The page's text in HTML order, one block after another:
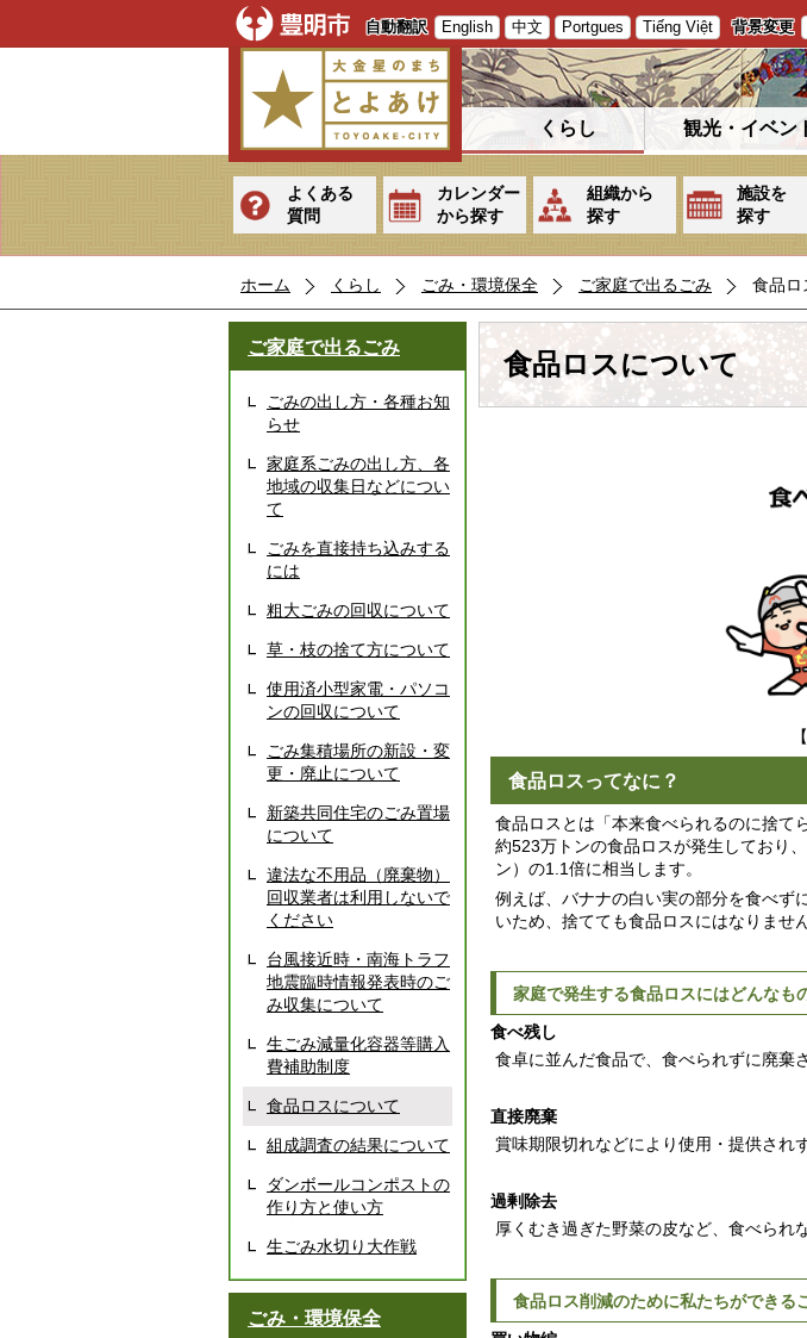
自動翻訳 English 中文 Portgues Tiếng Việt 背景変更
くらし 観光・イベン
よくある
質問
カレンダー
から探す
組織から
探す
施設を
探す
ホーム くらし ごみ・環境保全 ご家庭で出るごみ 食品ロ
ご家庭で出るごみ
ごみの出し方・各種お知
らせ
家庭系ごみの出し方、各
地域の収集日などについ
て
ごみを直接持ち込みする
には
粗大ごみの回収について
草・枝の捨て方について
使用済小型家電・パソコ
ンの回収について
ごみ集積場所の新設・変
更・廃止について
新築共同住宅のごみ置場
について
違法な不用品（廃棄物）
回収業者は利用しないで
ください
台風接近時・南海トラフ
地震臨時情報発表時のご
み収集について
生ごみ減量化容器等購入
費補助制度
食品ロスについて
組成調査の結果について
ダンボールコンポストの
作り方と使い方
生ごみ水切り大作戦
ごみ・環境保全
食品ロスについて
食品ロスってなに？
食品ロスとは「本来食べられるのに捨て
約523万トンの食品ロスが発生しており
ン）の1.1倍に相当します。
例えば、バナナの白い実の部分を食べず
いため、捨てても食品ロスにはなりません
家庭で発生する食品ロスにはどんなも
食べ残し
食卓に並んだ食品で、食べられずに廃棄
直接廃棄
賞味期限切れなどにより使用・提供され
過剰除去
厚くむき過ぎた野菜の皮など、食べられ
食品ロス削減のために私たちができる